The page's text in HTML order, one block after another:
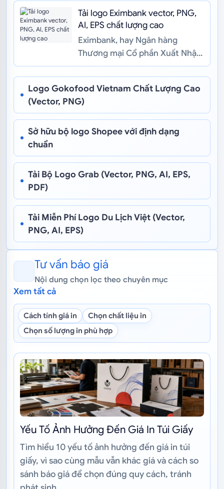
ít nhất một lần với t...
Tải logo Eximbank vector, PNG,
AI, EPS chất lượng cao
Eximbank, hay Ngân hàng
Thương mại Cổ phần Xuất Nhập
khẩu Việt Nam, là một trong
những ngân hàng thương mại
cổ phần đ...
Logo Gokofood Vietnam Chất Lượng Cao
(Vector, PNG)
Sở hữu bộ logo Shopee với định dạng
chuẩn
Tải Bộ Logo Grab (Vector, PNG, AI, EPS,
PDF)
Tải Miễn Phí Logo Du Lịch Việt (Vector,
PNG, AI, EPS)
Tư vấn báo giá
Nội dung chọn lọc theo chuyên mục
Xem tất cả
Cách tính giá in
Chọn chất liệu in
Chọn số lượng in phù hợp
Yếu Tố Ảnh Hưởng Đến Giá In Túi Giấy
Tìm hiểu 10 yếu tố ảnh hưởng đến giá in túi
giấy, vì sao cùng mẫu vẫn khác giá và cách so
sánh báo giá để chọn đúng quy cách, tránh